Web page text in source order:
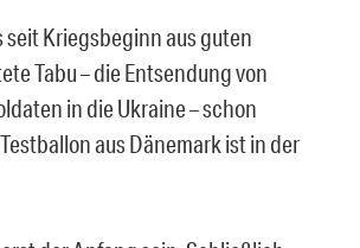
seit Kriegsbeginn aus guten
Tabu – die Entsendung von
in die Ukraine – schon
aus Dänemark ist in der